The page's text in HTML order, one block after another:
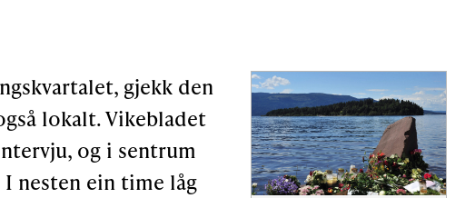
gjekk den
lokalt. Vikebladet
og i sentrum
nesten ein time låg